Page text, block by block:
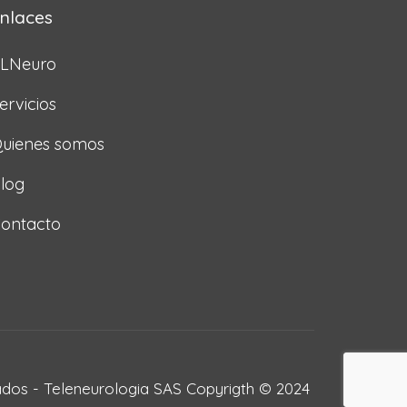
somos
- Teleneurologia SAS Copyrigth © 2024